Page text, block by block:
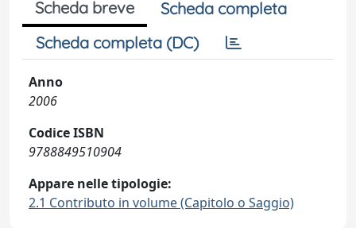
Scheda breve
Scheda completa
Scheda completa (DC)
Anno
2006
Codice ISBN
9788849510904
Appare nelle tipologie:
2.1 Contributo in volume (Capitolo o Saggio)